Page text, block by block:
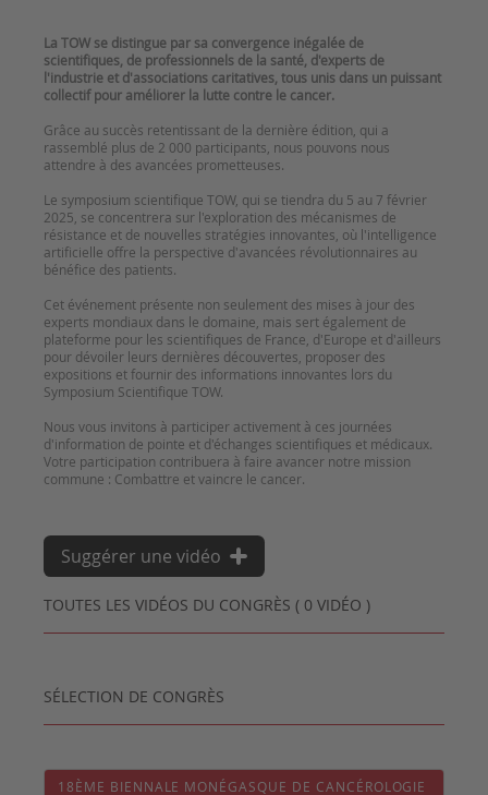
La TOW se distingue par sa convergence inégalée de
scientifiques, de professionnels de la santé, d'experts de
l'industrie et d'associations caritatives, tous unis dans un puissant
collectif pour améliorer la lutte contre le cancer.
Grâce au succès retentissant de la dernière édition, qui a
rassemblé plus de 2 000 participants, nous pouvons nous
attendre à des avancées prometteuses.
Le symposium scientifique TOW, qui se tiendra du 5 au 7 février
2025, se concentrera sur l'exploration des mécanismes de
résistance et de nouvelles stratégies innovantes, où l'intelligence
artificielle offre la perspective d'avancées révolutionnaires au
bénéfice des patients.
Cet événement présente non seulement des mises à jour des
experts mondiaux dans le domaine, mais sert également de
plateforme pour les scientifiques de France, d'Europe et d'ailleurs
pour dévoiler leurs dernières découvertes, proposer des
expositions et fournir des informations innovantes lors du
Symposium Scientifique TOW.
Nous vous invitons à participer activement à ces journées
d'information de pointe et d'échanges scientifiques et médicaux.
Votre participation contribuera à faire avancer notre mission
commune : Combattre et vaincre le cancer.
TOUTES LES VIDÉOS DU CONGRÈS ( 0 VIDÉO )
Suggérer une vidéo
SÉLECTION DE CONGRÈS
18ÈME BIENNALE MONÉGASQUE DE CANCÉROLOGIE